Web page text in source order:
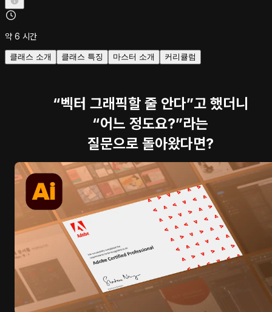
약 6 시간
클래스 소개 클래스 특징 마스터 소개 커리큘럼
“벡터 그래픽할 줄 안다”고 했더니
“어느 정도요?”라는
질문으로 돌아왔다면?